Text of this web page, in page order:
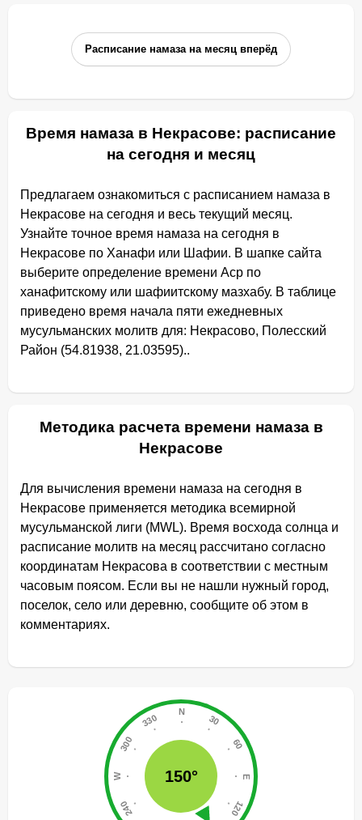
Расписание намаза на месяц вперёд
Время намаза в Некрасове: расписание
на сегодня и месяц
Предлагаем ознакомиться с расписанием намаза в
Некрасове на сегодня и весь текущий месяц.
Узнайте точное время намаза на сегодня в
Некрасове по Ханафи или Шафии. В шапке сайта
выберите определение времени Аср по
ханафитскому или шафиитскому мазхабу. В таблице
приведено время начала пяти ежедневных
мусульманских молитв для: Некрасово, Полесский
Район (54.81938, 21.03595)..
Методика расчета времени намаза в
Некрасове
Для вычисления времени намаза на сегодня в
Некрасове применяется методика всемирной
мусульманской лиги (MWL). Время восхода солнца и
расписание молитв на месяц рассчитано согласно
координатам Некрасова в соответствии с местным
часовым поясом. Если вы не нашли нужный город,
поселок, село или деревню, сообщите об этом в
комментариях.
150°